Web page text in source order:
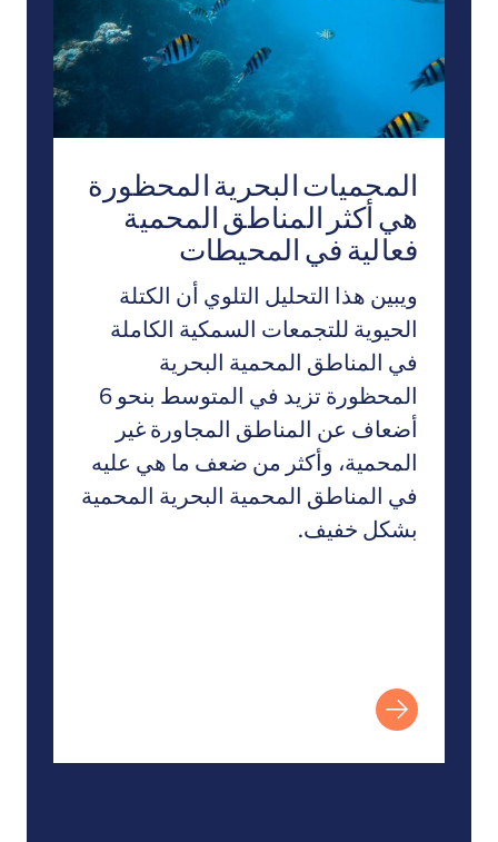
المحميات البحرية المحظورة
هي أكثر المناطق المحمية
فعالية في المحيطات
ويبين هذا التحليل التلوي أن الكتلة
الحيوية للتجمعات السمكية الكاملة
في المناطق المحمية البحرية
المحظورة تزيد في المتوسط بنحو 6
أضعاف عن المناطق المجاورة غير
المحمية، وأكثر من ضعف ما هي عليه
في المناطق المحمية البحرية المحمية
بشكل خفيف.